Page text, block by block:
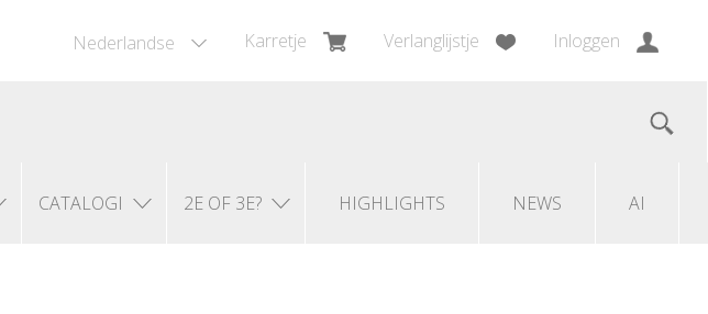
Nederlandse Karretje Verlanglijstje Inloggen
CATALOGI 2E OF 3E? HIGHLIGHTS NEWS AI